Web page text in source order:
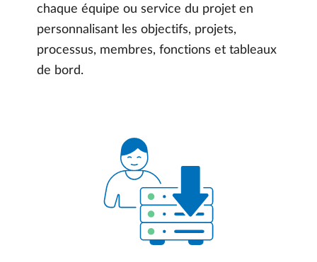
chaque équipe ou service du projet en
personnalisant les objectifs, projets,
processus, membres, fonctions et tableaux
de bord.